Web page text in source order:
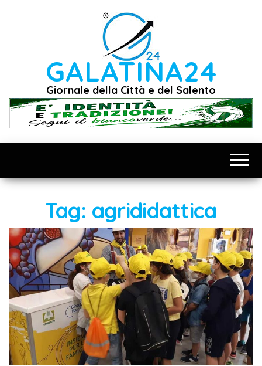
GALATINA24
Giornale della Città e del Salento
Tag: agrididattica